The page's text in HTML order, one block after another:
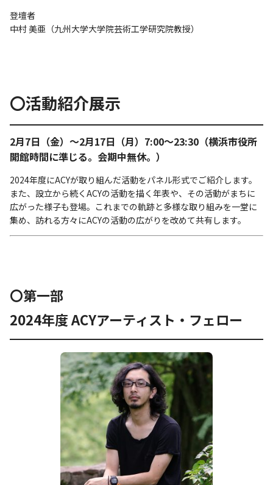
登壇者
中村 美亜（九州大学大学院芸術工学研究院教授）
〇活動紹介展示
2月7日（金）～2月17日（月）7:00～23:30（横浜市役所
開館時間に準じる。会期中無休。）
2024年度にACYが取り組んだ活動をパネル形式でご紹介します。
また、設立から続くACYの活動を描く年表や、その活動がまちに
広がった様子も登場。これまでの軌跡と多様な取り組みを一堂に
集め、訪れる方々にACYの活動の広がりを改めて共有します。
〇第一部
2024年度 ACYアーティスト・フェロー